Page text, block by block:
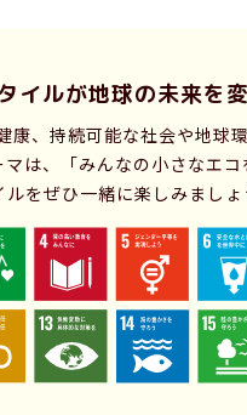
イルが地球の未来を
康、持続可能な社会や地
は、「みんなの小さなエ
をぜひ一緒に楽しみましょ